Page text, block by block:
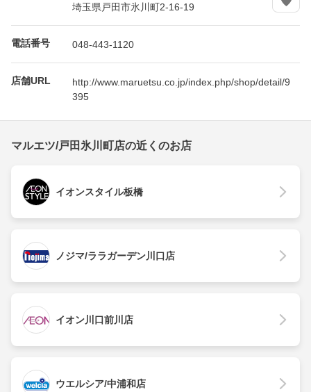
埼玉県戸田市氷川町2-16-19
電話番号 048-443-1120
店舗URL
http://www.maruetsu.co.jp/index.php/shop/detail/9
395
マルエツ/戸田氷川町店の近くのお店
イオンスタイル板橋
ノジマ/ララガーデン川口店
イオン川口前川店
ウエルシア/中浦和店